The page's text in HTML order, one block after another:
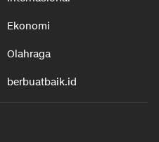
Ekonomi
Olahraga
berbuatbaik.id